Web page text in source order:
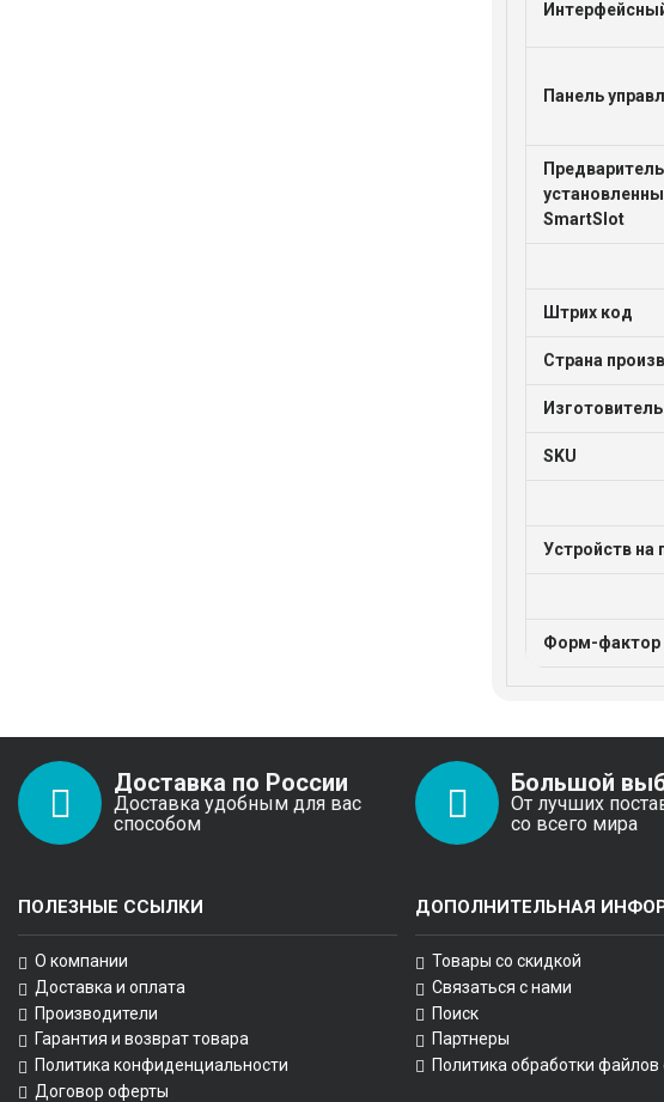
Панель
SmartSlot
Штрих код
Страна
Изготовитель
SKU
Устройств на
Форм-фактор
Доставка по России
Доставка удобным для вас
способом
Большой
От лучших
со всего мира
ПОЛЕЗНЫЕ ССЫЛКИ
О компании
Доставка и оплата
Производители
Гарантия и возврат товара
Политика конфиденциальности
Договор оферты
ДОПОЛНИТЕЛЬНАЯ
Товары со скидкой
Связаться с нами
Поиск
Партнеры
Политика обработки файлов